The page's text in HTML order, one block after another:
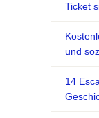
Ticket
und
14